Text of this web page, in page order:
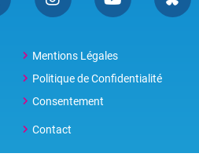
Mentions Légales
Politique de Confidentialité
Consentement
Contact